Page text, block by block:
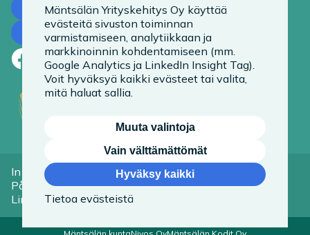
Ota yhteyttä
Tilaa uutiskirje
Facebook
LinkedIn
Instagram
In English
På Svenska
Linkit
Tietoa evästeistä
Saavutettavuusseloste
Mäntsälän Yrityskehitys Oy käyttää
evästeitä sivuston toiminnan
varmistamiseen, analytiikkaan ja
markkinoinnin kohdentamiseen (mm.
Google Analytics ja LinkedIn Insight Tag).
Voit hyväksyä kaikki evästeet tai valita,
mitä haluat sallia.
Muuta valintoja
Vain välttämättömät
Hyväksy kaikki
Tietoa evästeistä